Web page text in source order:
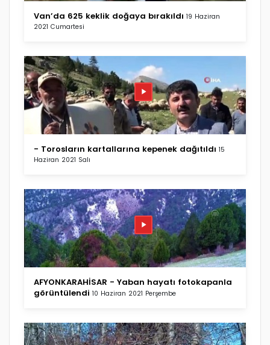
Van’da 625 keklik doğaya bırakıldı 19 Haziran
2021 Cumartesi
- Torosların kartallarına kepenek dağıtıldı 15
Haziran 2021 Salı
AFYONKARAHİSAR - Yaban hayatı fotokapanla
görüntülendi 10 Haziran 2021 Perşembe